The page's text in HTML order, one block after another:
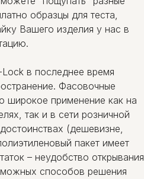
образцы для теста,
Вашего изделия у нас в
в последнее время
Фасовочные
широкое применение как на
так и в сети розничной
(дешевизне,
пакет имеет
– неудобство открывания
способов решения